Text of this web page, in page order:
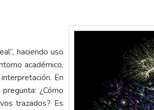
haciendo uso
académico,
En
¿Cómo
trazados? Es